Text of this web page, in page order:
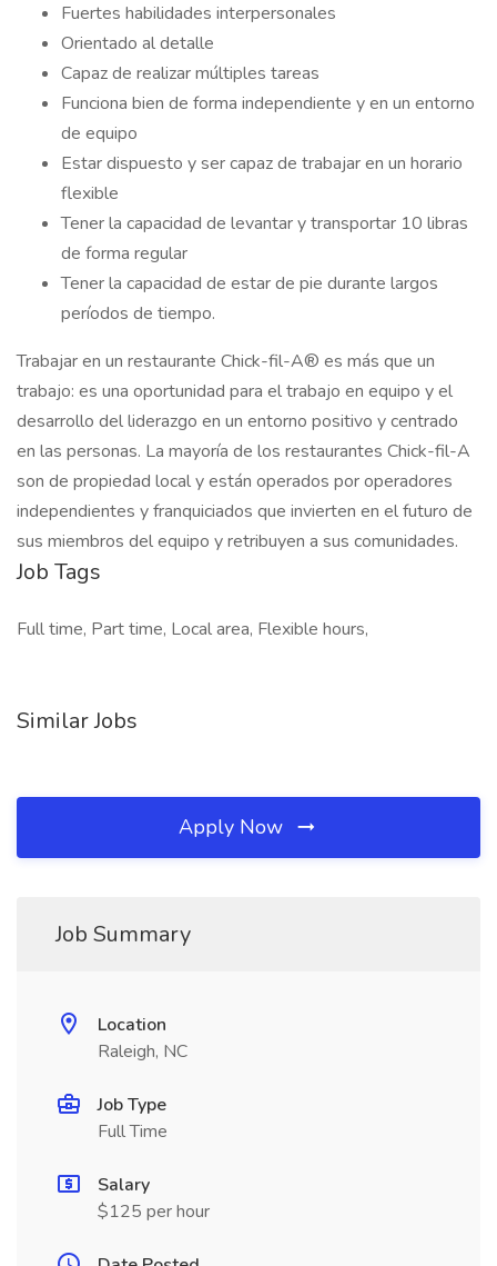
Fuertes habilidades interpersonales
Orientado al detalle
Capaz de realizar múltiples tareas
Funciona bien de forma independiente y en un entorno
de equipo
Estar dispuesto y ser capaz de trabajar en un horario
flexible
Tener la capacidad de levantar y transportar 10 libras
de forma regular
Tener la capacidad de estar de pie durante largos
períodos de tiempo.
Trabajar en un restaurante Chick-fil-A® es más que un
trabajo: es una oportunidad para el trabajo en equipo y el
desarrollo del liderazgo en un entorno positivo y centrado
en las personas. La mayoría de los restaurantes Chick-fil-A
son de propiedad local y están operados por operadores
independientes y franquiciados que invierten en el futuro de
sus miembros del equipo y retribuyen a sus comunidades.
Job Tags
Full time, Part time, Local area, Flexible hours,
Similar Jobs
Apply Now
Job Summary
Location
Raleigh, NC
Job Type
Full Time
Salary
$125 per hour